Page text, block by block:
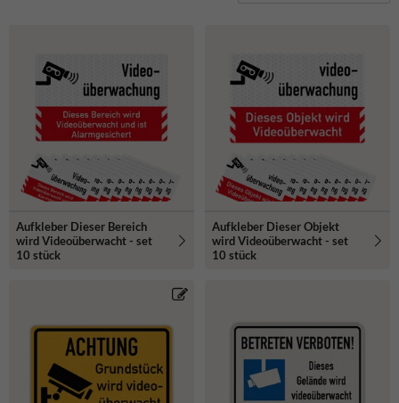
Aufkleber Dieser Bereich
wird Videoüberwacht - set
10 stück
Aufkleber Dieser Objekt
wird Videoüberwacht - set
10 stück